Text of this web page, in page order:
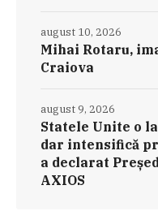
Mihai Rotaru,
Craiova
august 10, 2026
Statele Unite o
dar intensifică
a declarat
AXIOS
august 9, 2026